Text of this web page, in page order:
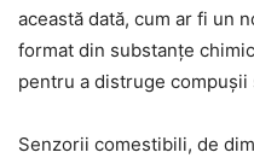
această dată, cum ar fi un
format din substanţe
pentru a distruge
Senzorii comestibili, de